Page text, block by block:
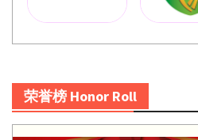
荣誉榜 Honor Roll